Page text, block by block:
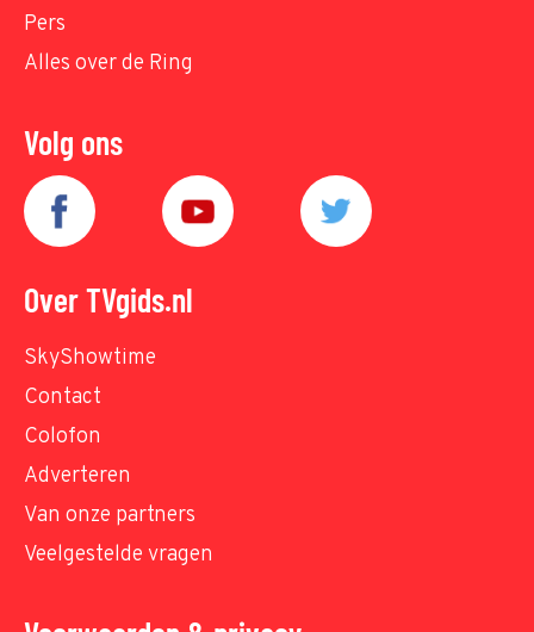
Pers
Alles over de Ring
Volg ons
Over TVgids.nl
SkyShowtime
Contact
Colofon
Adverteren
Van onze partners
Veelgestelde vragen